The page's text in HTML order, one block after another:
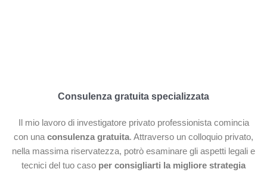
Consulenza gratuita specializzata
Il mio lavoro di investigatore privato professionista comincia
con una consulenza gratuita. Attraverso un colloquio privato,
nella massima riservatezza, potrò esaminare gli aspetti legali e
tecnici del tuo caso per consigliarti la migliore strategia